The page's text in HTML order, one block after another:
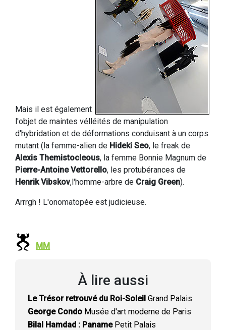
Mais il est également
l'objet de maintes vélléités de manipulation
d'hybridation et de déformations conduisant à un corps
mutant (la femme-alien de Hideki Seo, le freak de
Alexis Themistocleous, la femme Bonnie Magnum de
Pierre-Antoine Vettorello, les protubérances de
Henrik Vibskov,l'homme-arbre de Craig Green).
Arrrgh ! L'onomatopée est judicieuse.
MM
À lire aussi
Le Trésor retrouvé du Roi-Soleil Grand Palais
George Condo Musée d'art moderne de Paris
Bilal Hamdad : PanamePetit Palais